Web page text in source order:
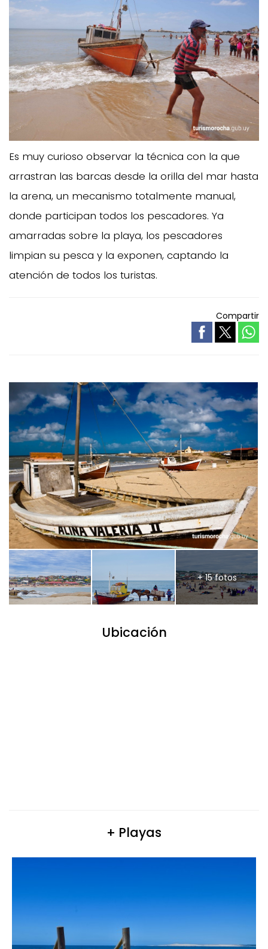
Es muy curioso observar la técnica con la que
arrastran las barcas desde la orilla del mar hasta
la arena, un mecanismo totalmente manual,
donde participan todos los pescadores. Ya
amarradas sobre la playa, los pescadores
limpian su pesca y la exponen, captando la
atención de todos los turistas.
Compartir
+ 15 fotos
Ubicación
+ Playas